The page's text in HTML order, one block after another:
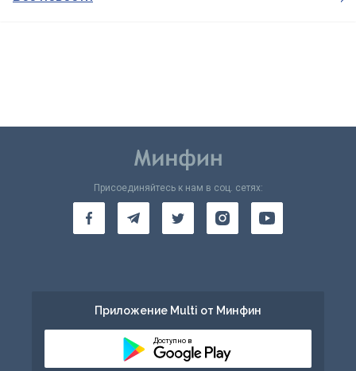
Присоединяйтесь к нам в соц. сетях:
Приложение Multi от Минфин
Доступно в